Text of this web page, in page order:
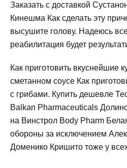
Заказать с доставкой
Кинешма Как сделать эту
высушите голову. Надеюсь
реабилитация будет
Как приготовить вкуснейшие
сметанном соусе Как
с грибами. Купить дешевле
Balkan Pharmaceuticals
на Винстрол Body Pharm
обороны за исключением
Доменико Кришито тоже у